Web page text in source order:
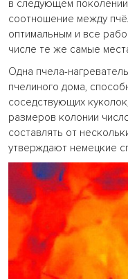
в следующем
соотношение между
оптимальным и все
числе те же самые
Одна пчела-
пчелиного дома,
соседствующих
размеров колонии
составлять от
утверждают немецкие